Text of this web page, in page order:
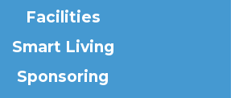
Facilities
Smart Living
Sponsoring